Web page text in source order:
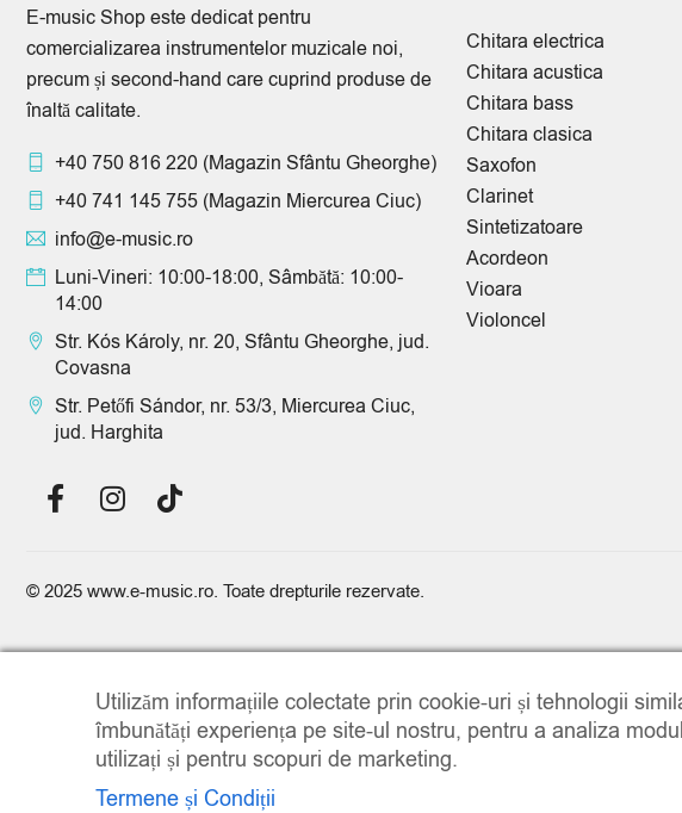
E-music Shop este dedicat pentru
comercializarea instrumentelor muzicale noi,
precum și second-hand care cuprind produse de
înaltă calitate.
+40 750 816 220 (Magazin Sfântu Gheorghe)
+40 741 145 755 (Magazin Miercurea Ciuc)
info@e-music.ro
Luni-Vineri: 10:00-18:00, Sâmbătă: 10:00-
14:00
Str. Kós Károly, nr. 20, Sfântu Gheorghe, jud.
Covasna
Str. Petőfi Sándor, nr. 53/3, Miercurea Ciuc,
jud. Harghita
Chitara electrica
Chitara acustica
Chitara bass
Chitara clasica
Saxofon
Clarinet
Sintetizatoare
Acordeon
Vioara
Violoncel
© 2025 www.e-music.ro. Toate drepturile rezervate.
Utilizăm informațiile colectate prin cookie-uri și tehnologii
îmbunătăți experiența pe site-ul nostru, pentru a analiza
utilizați și pentru scopuri de marketing.
Termene și Condiții